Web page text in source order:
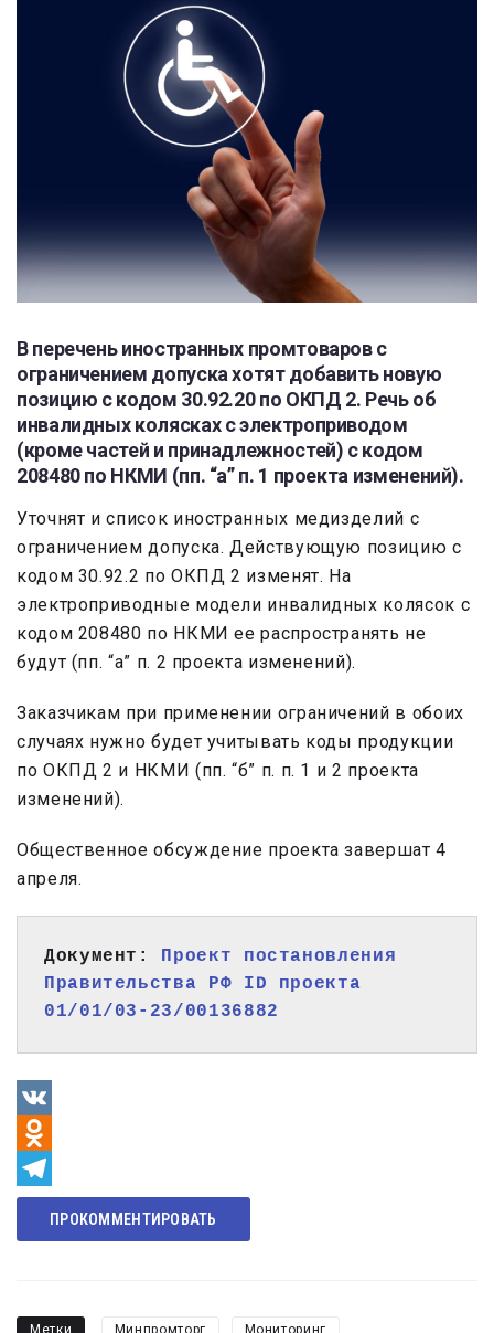
В перечень иностранных промтоваров с
ограничением допуска хотят добавить новую
позицию с кодом 30.92.20 по ОКПД 2. Речь об
инвалидных колясках с электроприводом
(кроме частей и принадлежностей) с кодом
208480 по НКМИ (пп. “а” п. 1 проекта изменений).
Уточнят и список иностранных медизделий с
ограничением допуска. Действующую позицию с
кодом 30.92.2 по ОКПД 2 изменят. На
электроприводные модели инвалидных колясок с
кодом 208480 по НКМИ ее распространять не
будут (пп. “а” п. 2 проекта изменений).
Заказчикам при применении ограничений в обоих
случаях нужно будет учитывать коды продукции
по ОКПД 2 и НКМИ (пп. “б” п. п. 1 и 2 проекта
изменений).
Общественное обсуждение проекта завершат 4
апреля.
Документ: Проект постановления
Правительства РФ ID проекта
01/01/03-23/00136882
VK
Odnoklassniki
Telegram
ПРОКОММЕНТИРОВАТЬ
Метки Минпромторг Мониторинг